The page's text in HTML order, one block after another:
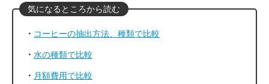
コーヒーの抽出方法、種類で比較
水の種類で比較
月額費用で比較